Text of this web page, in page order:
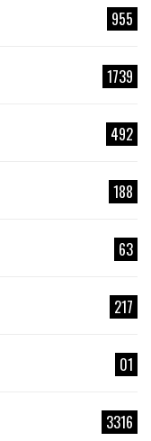
955
1739
492
188
63
217
01
3316